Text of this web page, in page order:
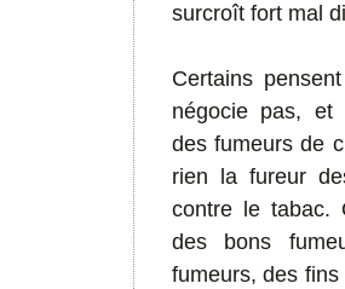
surcroît fort mal
Certains
négocie pas, et
des fumeurs de
rien la fureur
contre le tabac.
des bons
fumeurs, des